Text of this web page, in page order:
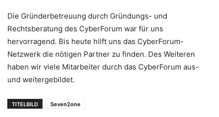
Die Gründerbetreuung durch Gründungs- und
Rechtsberatung des CyberForum war für uns
hervorragend. Bis heute hilft uns das CyberForum-
Netzwerk die nötigen Partner zu finden. Des Weiteren
haben wir viele Mitarbeiter durch das CyberForum aus-
und weitergebildet.
TITELBILD Seven2one